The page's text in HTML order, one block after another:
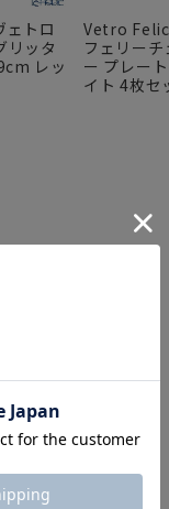
トロ
リッタ
レッ
Vetro
フェリー
ー プレー
イト 4枚セ